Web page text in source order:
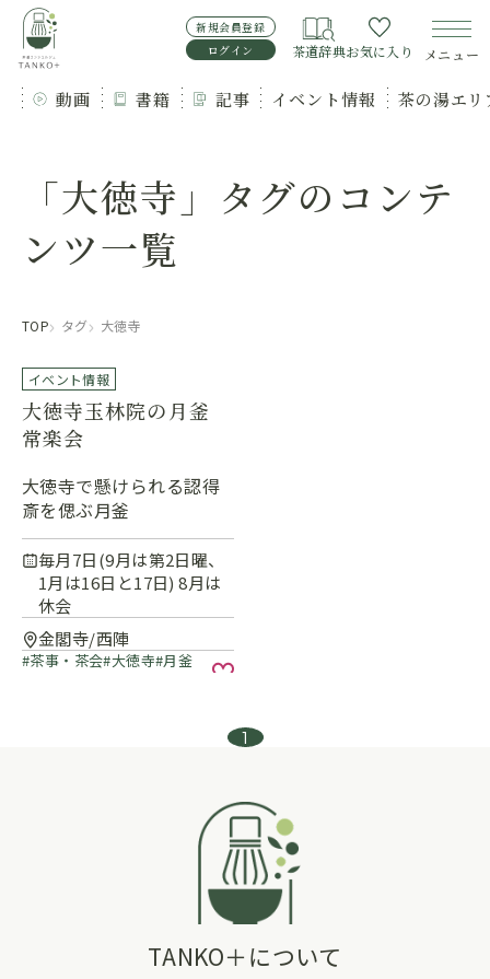
新規会員登録
ログイン
茶道辞典お気に入り メニュー
動画 書籍 記事 イベント情報 茶の湯エ
「大徳寺」タグのコンテ
ンツ一覧
TOP タグ 大徳寺
西日本
イベント情報
大徳寺玉林院の月釜
常楽会
大徳寺で懸けられる認得
斎を偲ぶ月釜
毎月7日(9月は第2日曜、
1月は16日と17日) 8月は
休会
金閣寺/西陣
茶事・茶会 大徳寺 月釜
お気に入り
1
TANKO＋について